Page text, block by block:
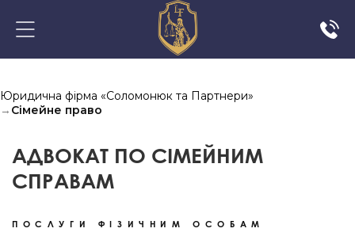
Юридична фірма «Соломонюк та Партнери»
→ Сімейне право
АДВОКАТ ПО СІМЕЙНИМ
СПРАВАМ
ПОСЛУГИ ФІЗИЧНИМ ОСОБАМ